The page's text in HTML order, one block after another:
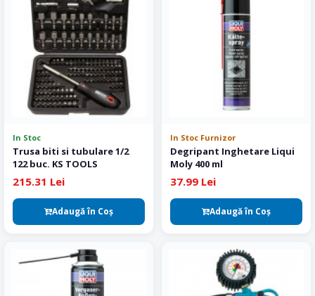
In Stoc
Trusa biti si tubulare 1/2
122 buc. KS TOOLS
215.31 Lei
Adaugă în Coş
In Stoc Furnizor
Degripant Inghetare Liqui
Moly 400 ml
37.99 Lei
Adaugă în Coş